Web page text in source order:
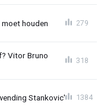
houden 279
Vitor Bruno
318
Stankovic' 1384